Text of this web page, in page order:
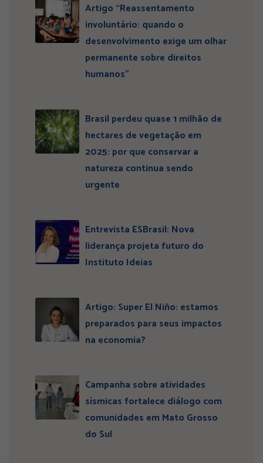
Artigo “Reassentamento
involuntário: quando o
desenvolvimento exige um olhar
permanente sobre direitos
humanos”
Brasil perdeu quase 1 milhão de
hectares de vegetação em
2025: por que conservar a
natureza continua sendo
urgente
Entrevista ESBrasil: Nova
liderança projeta futuro do
Instituto Ideias
Artigo: Super El Niño: estamos
preparados para seus impactos
na economia?
Campanha sobre atividades
sísmicas fortalece diálogo com
comunidades em Mato Grosso
do Sul